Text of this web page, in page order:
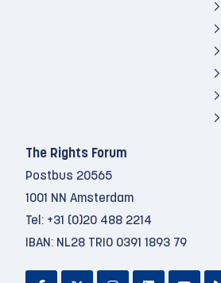
The Rights Forum
Postbus 20565
1001 NN Amsterdam
Tel: +31 (0)20 488 2214
IBAN: NL28 TRIO 0391 1893 79